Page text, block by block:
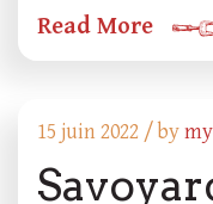
Read More
15 juin 2022 /by